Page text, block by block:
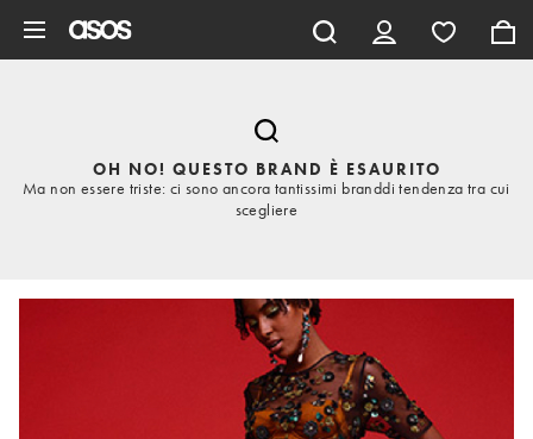
OH NO! QUESTO BRAND È ESAURITO
Ma non essere triste: ci sono ancora tantissimi branddi tendenza tra cui
scegliere